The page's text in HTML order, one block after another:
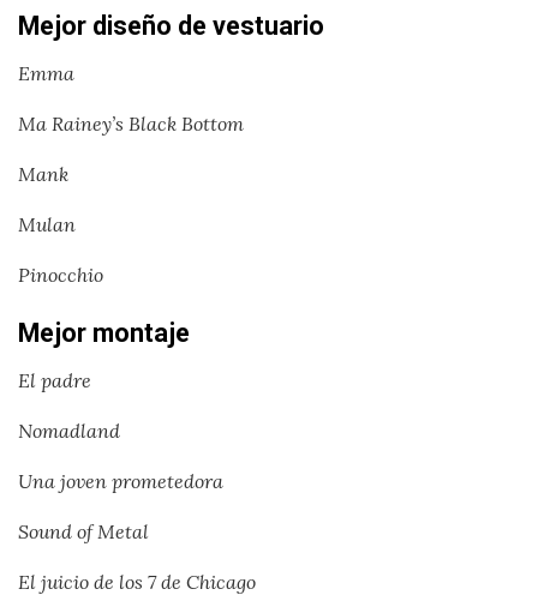
Mejor diseño de vestuario
Emma
Ma Rainey’s Black Bottom
Mank
Mulan
Pinocchio
Mejor montaje
El padre
Nomadland
Una joven prometedora
Sound of Metal
El juicio de los 7 de Chicago